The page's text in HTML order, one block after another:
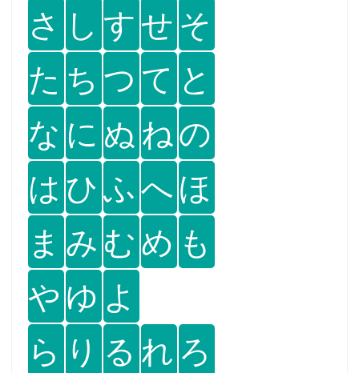
さ し すせ そ
た ち つ て と
な に ぬ ねの
は ひふへほ
ま み むめ も
や ゆ よ
ら り る れ ろ